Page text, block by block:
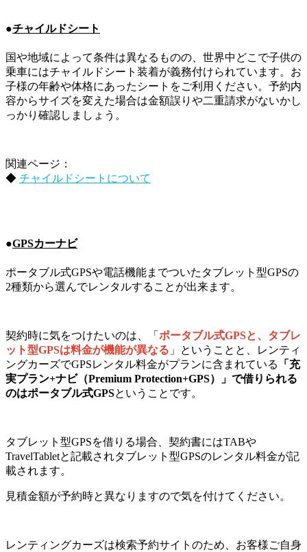
●チャイルドシート
国や地域によって条件は異なるものの、世界中どこで子供の
乗車にはチャイルドシート装着が義務付けられています。お
子様の年齢や体格にあったシートをご利用ください。予約内
容からサイズを変えた場合は金額誤りや二重請求がないかし
っかり確認しましょう。
関連ページ：
◆ チャイルドシートについて
●GPSカーナビ
ポータブル式GPSや電話機能までついたタブレット型GPSの
2種類から選んでレンタルすることが出来ます。
契約時に気をつけたいのは、「 ポータブル式GPSと、タブレ
ット型GPSは料金が機能が異なる 」ということと、レンティ
ングカーズでGPSレンタル料金がプランに含まれている
「充
実プラン+ナビ（Premium Protection+GPS）」で借りられる
のはポータブル式GPSということです。
タブレット型GPSを借りる場合、契約書にはTABや
TravelTabletと記載されタブレット型GPSのレンタル料金が記
載されます。
見積金額が予約時と異なりますので気を付けてください。
レンティングカーズは検索予約サイトのため、お客様ご自身